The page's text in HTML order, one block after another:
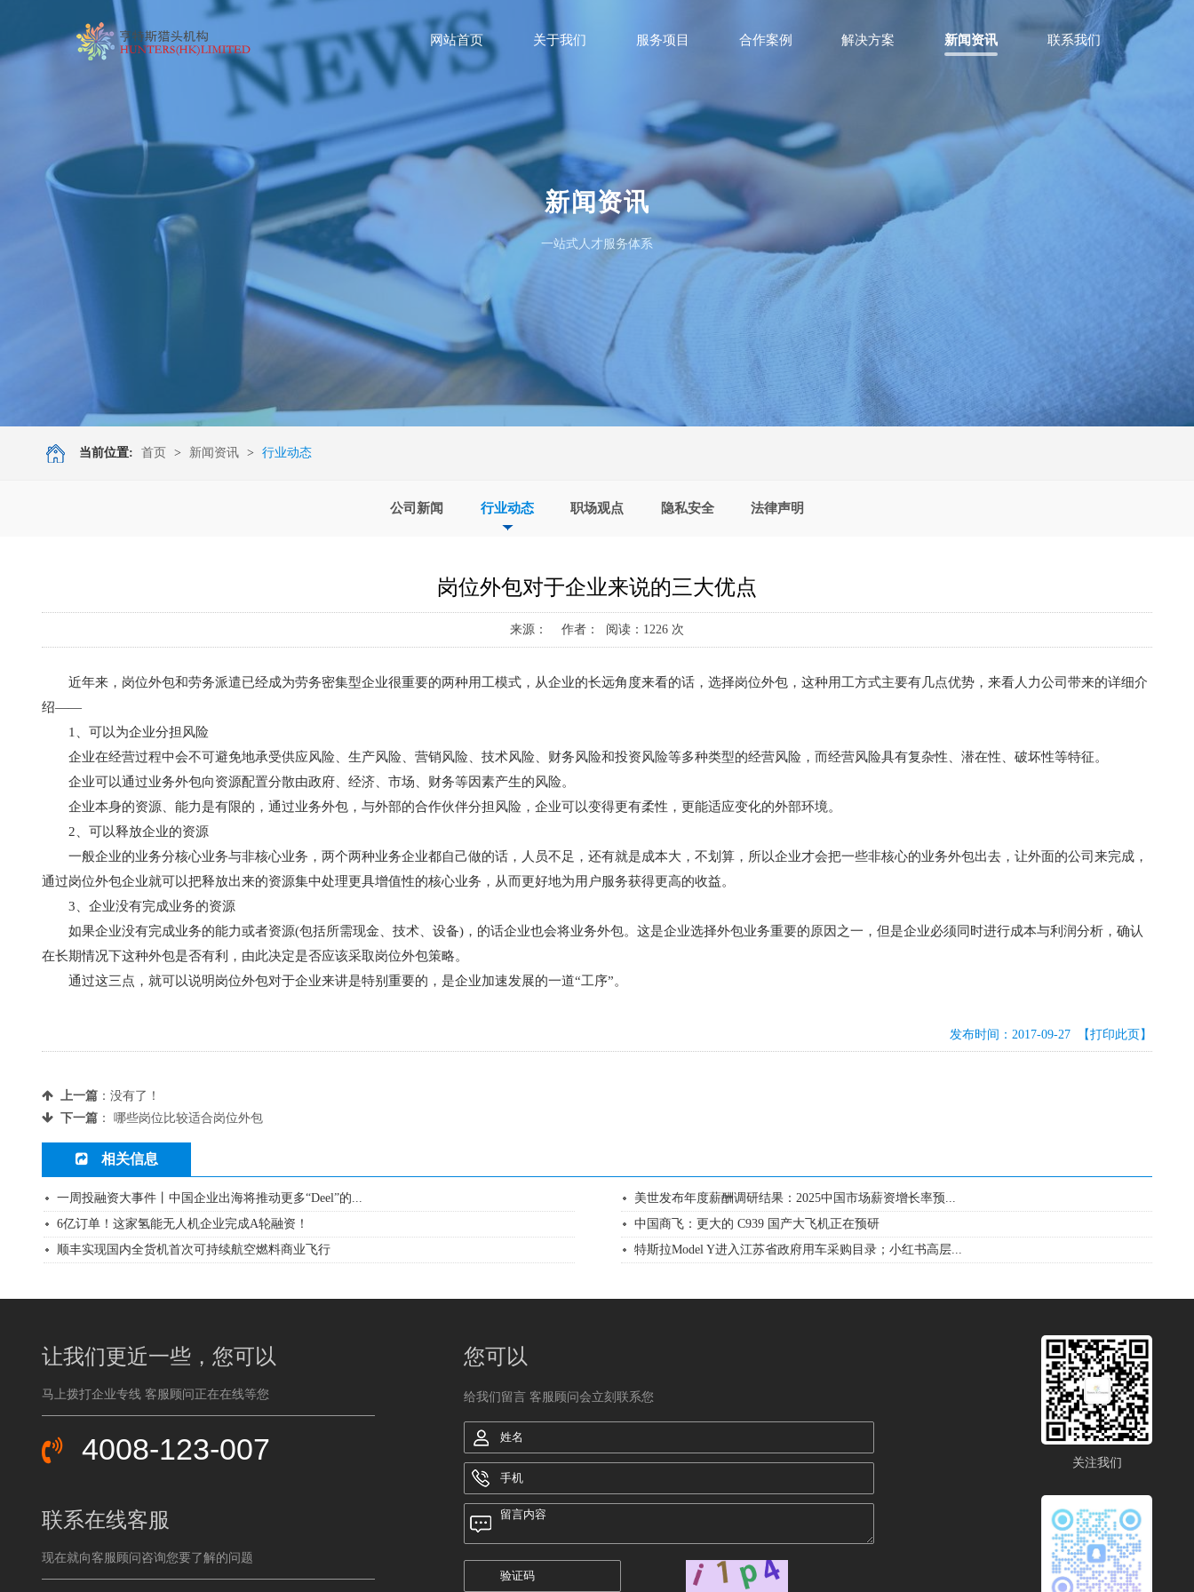
新闻资讯
一站式人才服务体系
网站首页 关于我们 服务项目 合作案例 解决方案 新闻资讯 联系我们
当前位置: 首页 > 新闻资讯 > 行业动态
公司新闻 行业动态 职场观点 隐私安全 法律声明
岗位外包对于企业来说的三大优点
来源： 作者： 阅读：1226 次
近年来，岗位外包和劳务派遣已经成为劳务密集型企业很重要的两种用工模式，从企业的长远角度来看的话，选择岗位外包，这种用工方式主要有几点优势，来看人力公司带来的详细介
绍——
1、可以为企业分担风险
企业在经营过程中会不可避免地承受供应风险、生产风险、营销风险、技术风险、财务风险和投资风险等多种类型的经营风险，而经营风险具有复杂性、潜在性、破坏性等特征。
企业可以通过业务外包向资源配置分散由政府、经济、市场、财务等因素产生的风险。
企业本身的资源、能力是有限的，通过业务外包，与外部的合作伙伴分担风险，企业可以变得更有柔性，更能适应变化的外部环境。
2、可以释放企业的资源
一般企业的业务分核心业务与非核心业务，两个两种业务企业都自己做的话，人员不足，还有就是成本大，不划算，所以企业才会把一些非核心的业务外包出去，让外面的公司来完成，
通过岗位外包企业就可以把释放出来的资源集中处理更具增值性的核心业务，从而更好地为用户服务获得更高的收益。
3、企业没有完成业务的资源
如果企业没有完成业务的能力或者资源(包括所需现金、技术、设备)，的话企业也会将业务外包。这是企业选择外包业务重要的原因之一，但是企业必须同时进行成本与利润分析，确认
在长期情况下这种外包是否有利，由此决定是否应该采取岗位外包策略。
通过这三点，就可以说明岗位外包对于企业来讲是特别重要的，是企业加速发展的一道“工序”。
发布时间：2017-09-27 【打印此页】
上一篇 ：没有了！
下一篇 ： 哪些岗位比较适合岗位外包
相关信息
一周投融资大事件丨中国企业出海将推动更多“Deel”的...
美世发布年度薪酬调研结果：2025中国市场薪资增长率预...
6亿订单！这家氢能无人机企业完成A轮融资！
中国商飞：更大的 C939 国产大飞机正在预研
顺丰实现国内全货机首次可持续航空燃料商业飞行
特斯拉Model Y进入江苏省政府用车采购目录；小红书高层...
让我们更近一些，您可以
马上拨打企业专线 客服顾问正在在线等您
4008-123-007
联系在线客服
现在就向客服顾问咨询您要了解的问题
您可以
给我们留言 客服顾问会立刻联系您
关注我们